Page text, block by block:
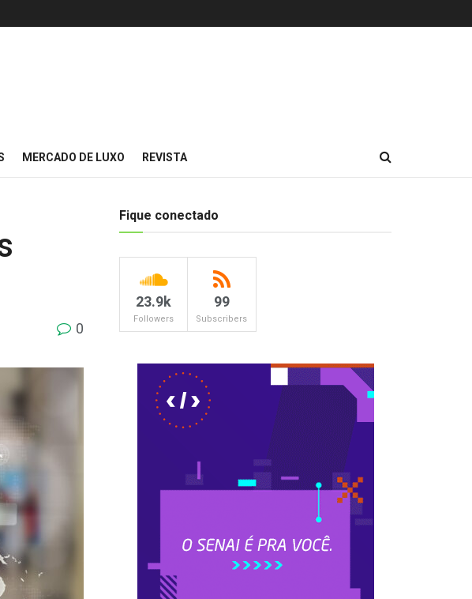
MERCADO DE LUXO REVISTA
0
Fique conectado
23.9k
Followers
99
Subscribers